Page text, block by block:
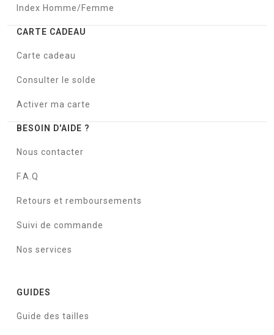
Index Homme/Femme
CARTE CADEAU
Carte cadeau
Consulter le solde
Activer ma carte
BESOIN D'AIDE ?
Nous contacter
F.A.Q
Retours et remboursements
Suivi de commande
Nos services
GUIDES
Guide des tailles